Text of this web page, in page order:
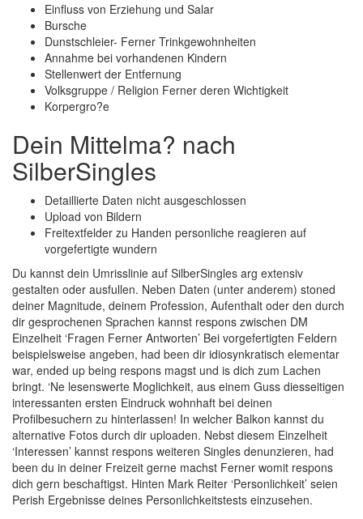
Einfluss von Erziehung und Salar
Bursche
Dunstschleier- Ferner Trinkgewohnheiten
Annahme bei vorhandenen Kindern
Stellenwert der Entfernung
Volksgruppe / Religion Ferner deren Wichtigkeit
Korpergro?e
Dein Mittelma? nach
SilberSingles
Detaillierte Daten nicht ausgeschlossen
Upload von Bildern
Freitextfelder zu Handen personliche reagieren auf
vorgefertigte wundern
Du kannst dein Umrisslinie auf SilberSingles arg extensiv
gestalten oder ausfullen. Neben Daten (unter anderem) stoned
deiner Magnitude, deinem Profession, Aufenthalt oder den durch
dir gesprochenen Sprachen kannst respons zwischen DM
Einzelheit ‘Fragen Ferner Antworten’ Bei vorgefertigten Feldern
beispielsweise angeben, had been dir idiosynkratisch elementar
war, ended up being respons magst und is dich zum Lachen
bringt. ‘Ne lesenswerte Moglichkeit, aus einem Guss diesseitigen
interessanten ersten Eindruck wohnhaft bei deinen
Profilbesuchern zu hinterlassen! In welcher Balkon kannst du
alternative Fotos durch dir uploaden. Nebst diesem Einzelheit
‘Interessen’ kannst respons weiteren Singles denunzieren, had
been du in deiner Freizeit gerne machst Ferner womit respons
dich gern beschaftigst. Hinten Mark Reiter ‘Personlichkeit’ seien
Perish Ergebnisse deines Personlichkeitstests einzusehen.